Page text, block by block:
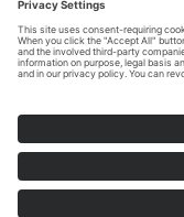
BZ SAALFELD folgen
Telefonisch Montag -
von 07:00 bis 14:00